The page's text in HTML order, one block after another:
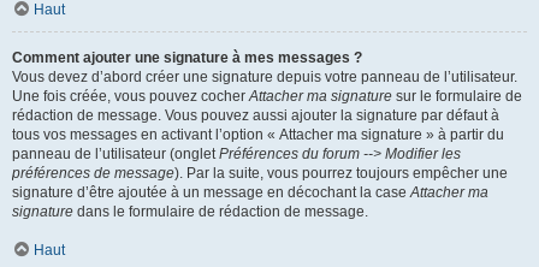
Haut
Comment ajouter une signature à mes messages ?
Vous devez d’abord créer une signature depuis votre panneau de l’utilisateur.
Une fois créée, vous pouvez cocherAttacher ma signature sur le formulaire de
rédaction de message. Vous pouvez aussi ajouter la signature par défaut à
tous vos messages en activant l’option « Attacher ma signature » à partir du
panneau de l’utilisateur (ongletPréférences du forum --> Modifier les
préférences de message). Par la suite, vous pourrez toujours empêcher une
signature d’être ajoutée à un message en décochant la caseAttacher ma
signature dans le formulaire de rédaction de message.
Haut